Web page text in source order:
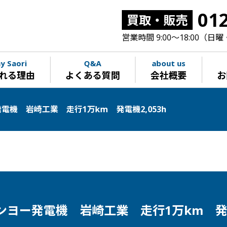
買取・販売
営業時間 9:00～18:00（日曜
Saori
る理由
Q&A
よくある質問
about us
会社概要
機 岩崎工業 走行1万km 発電機2,053h
ー発電機 岩崎工業 走行1万km 発